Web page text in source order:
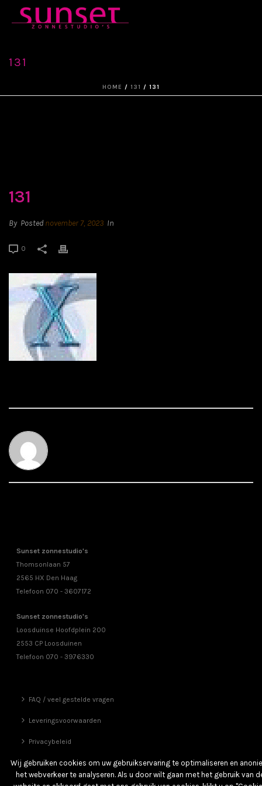
131
HOME / 131 / 131
131
By Posted november 7, 2023 In
0
Sunset zonnestudio's
Thomsonlaan 57
2565 HX Den Haag
Telefoon 070 - 3607172
Sunset zonnestudio's
Loosduinse Hoofdplein 200
2553 CP Loosduinen
Telefoon 070 - 3976330
FAQ / veel gestelde vragen
Leveringsvoorwaarden
Privacybeleid
Vrienden
Wij gebruiken cookies om uw gebruikservaring te optimaliseren en
het webverkeer te analyseren. Als u door wilt gaan met het gebruik van